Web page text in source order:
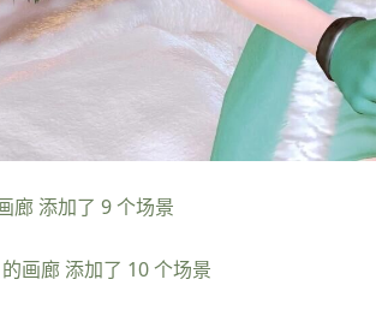
廊 添加了 9 个场景
画廊 添加了 10 个场景